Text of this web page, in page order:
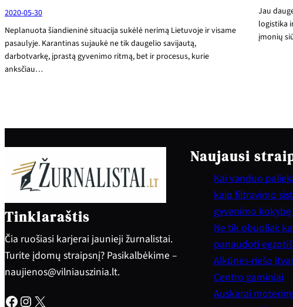
2020-05-30
Neplanuota šiandieninė situacija sukėlė nerimą Lietuvoje ir visame
pasaulyje. Karantinas sujaukė ne tik daugelio savijautą,
darbotvarkę, įprastą gyvenimo ritmą, bet ir procesus, kurie
anksčiau…
Jau
logistika
įmonių
Tinklaraštis
Čia ruošiasi karjerai jaunieji žurnalistai.
Turite įdomų straipsnį? Pasikalbėkime –
naujienos@vilniauszinia.lt.
Facebook Instagram X
Naujausi
Kai vanduo
kaip filtravimo
gyvenimo
Ne tik obuoliai:
panaudoti
Alkūnės-riešo
Centro gaminiai
Auskarai